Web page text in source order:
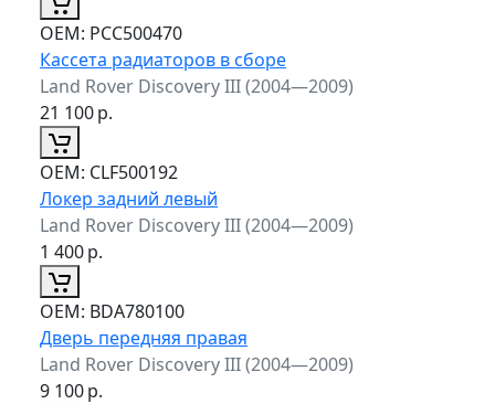
ОЕМ: PCC500470
Кассета радиаторов в сборе
Land Rover Discovery III (2004—2009)
21 100р.
ОЕМ: CLF500192
Локер задний левый
Land Rover Discovery III (2004—2009)
1 400р.
ОЕМ: BDA780100
Дверь передняя правая
Land Rover Discovery III (2004—2009)
9 100р.